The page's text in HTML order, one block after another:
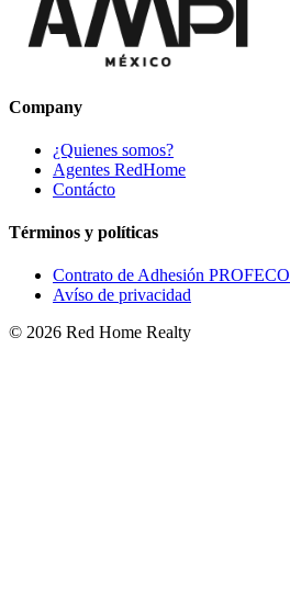
Company
¿Quienes somos?
Agentes RedHome
Contácto
Términos y políticas
Contrato de Adhesión PROFECO
Avíso de privacidad
© 2026 Red Home Realty